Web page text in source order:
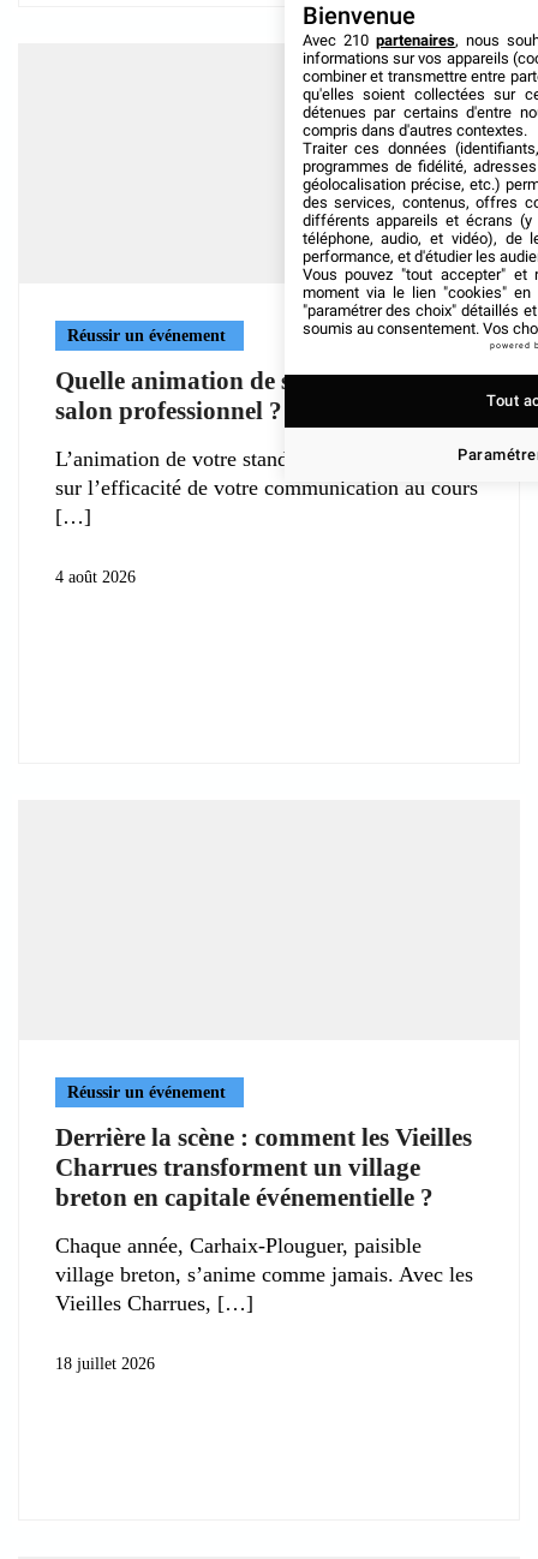
Réussir un événement
Quelle animation de stand pendant un
salon professionnel ?
L’animation de votre stand impacte grandement
sur l’efficacité de votre communication au cours
4 août 2026
Réussir un événement
Derrière la scène : comment les Vieilles
Charrues transforment un village
breton en capitale événementielle ?
Chaque année, Carhaix-Plouguer, paisible
village breton, s’anime comme jamais. Avec les
Vieilles Charrues,
18 juillet 2026
Bienvenue
Avec 210 partenaires, nous
informations sur vos appareils
combiner et transmettre entre
qu'elles soient collectées sur
détenues par certains d'entre
compris dans d'autres contextes.
Traiter ces données
programmes de fidélité,
géolocalisation précise, etc.)
des services, contenus, offres
différents appareils et écrans (y
téléphone, audio, et vidéo), de
performance, et d'étudier les
Vous pouvez "tout accepter" et
moment via le lien "cookies" en
"paramétrer des choix" détaillés
soumis au consentement. Vos
powered
Tout